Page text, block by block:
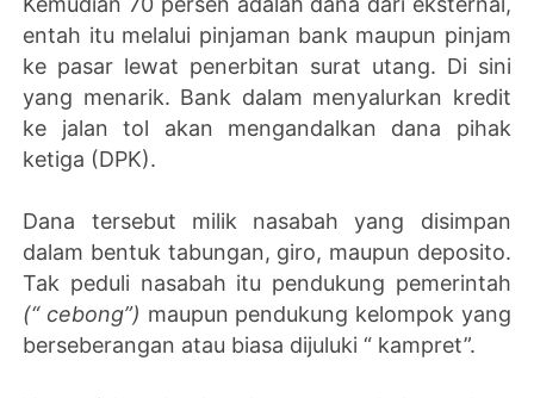
entah itu melalui pinjaman bank maupun pinjam
ke pasar lewat penerbitan surat utang. Di sini
yang menarik. Bank dalam menyalurkan kredit
ke jalan tol akan mengandalkan dana pihak
ketiga (DPK).
Dana tersebut milik nasabah yang disimpan
dalam bentuk tabungan, giro, maupun deposito.
Tak peduli nasabah itu pendukung pemerintah
(“ cebong”) maupun pendukung kelompok yang
berseberangan atau biasa dijuluki “ kampret”.